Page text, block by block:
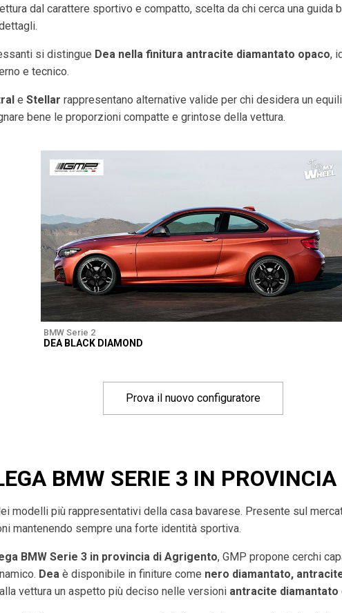
dal carattere sportivo e compatto, scelta da chi cerca una guida
si distingue Dea nella finitura antracite diamantato opaco,
e tecnico.
e Stellar rappresentano alternative valide per chi desidera un
bene le proporzioni compatte e grintose della vettura.
BMW Serie 2
DEA BLACK DIAMOND
Prova il nuovo configuratore
BMW SERIE 3 IN PROVINCIA
modelli più rappresentativi della casa bavarese. Presente sul
mantenendo sempre una forte identità sportiva.
BMW Serie 3 in provincia di Agrigento, GMP propone cerchi
Dea è disponibile in finiture come nero diamantato,
vettura un aspetto più deciso nelle versioni antracite diamantato